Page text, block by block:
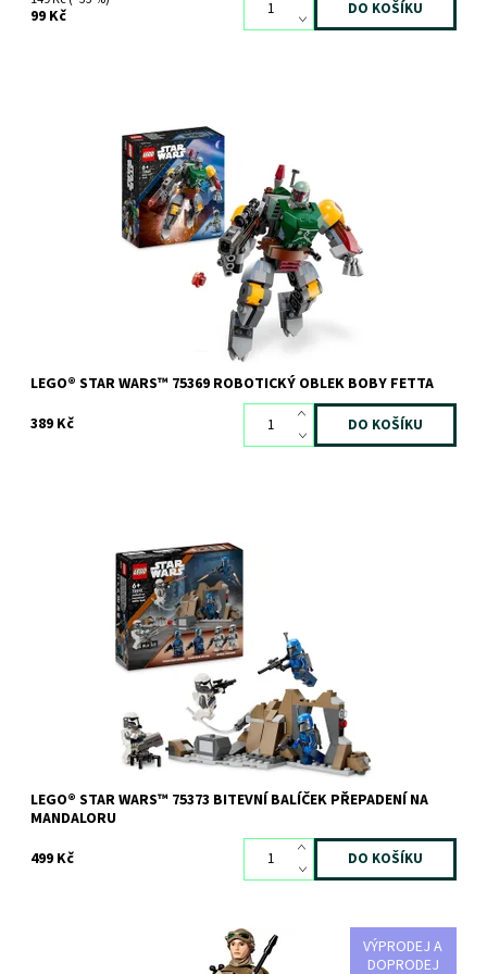
99 Kč
Parádní sestavitelný Robotický oblek Boby Fetta pro menší děti
Skladem2 ks
11265
LEGO
LEGO® STAR WARS™ 75369 ROBOTICKÝ OBLEK BOBY FETTA
389 Kč
Akční stavebnice LEGO® Star Wars: The Mandalorian
Skladem>3 ks
12063
LEGO
LEGO® STAR WARS™ 75373 BITEVNÍ BALÍČEK PŘEPADENÍ NA
MANDALORU
499 Kč
VÝPRODEJ A
DOPRODEJ
Přehrávej si napínavý souboj tváří v tvář s touto sestavitelnou a